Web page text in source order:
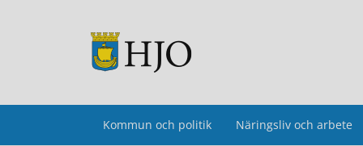
Kommun och politik Näringsliv och arbete